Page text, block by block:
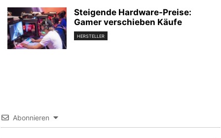
Steigende Hardware-Preise:
Gamer verschieben Käufe
HERSTELLER
Abonnieren